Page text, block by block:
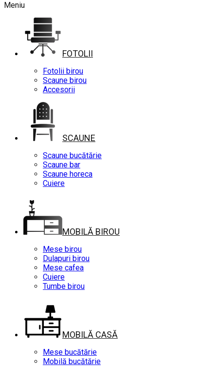
Meniu
FOTOLII
Fotolii birou
Scaune birou
Accesorii
SCAUNE
Scaune bucătărie
Scaune bar
Scaune horeca
Cuiere
MOBILĂ BIROU
Mese birou
Dulapuri birou
Mese cafea
Cuiere
Tumbe birou
MOBILĂ CASĂ
Mese bucătărie
Mobilă bucătărie